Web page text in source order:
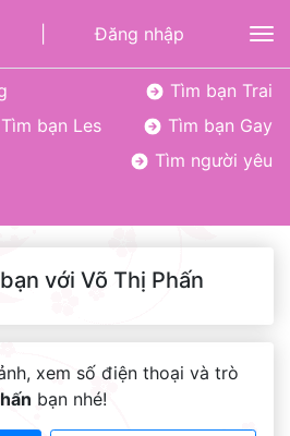
Đăng nhập
Tìm bạn Trai
Tìm bạn Les
Tìm bạn Gay
Tìm người yêu
với Võ Thị Phấn
xem số điện thoại và trò
bạn nhé!